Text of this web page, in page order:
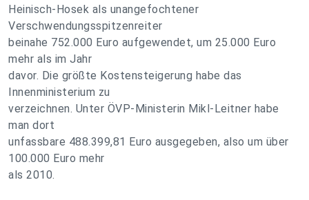
Heinisch-Hosek als unangefochtener
Verschwendungsspitzenreiter
beinahe 752.000 Euro aufgewendet, um 25.000 Euro
mehr als im Jahr
davor. Die größte Kostensteigerung habe das
Innenministerium zu
verzeichnen. Unter ÖVP-Ministerin Mikl-Leitner habe
man dort
unfassbare 488.399,81 Euro ausgegeben, also um über
100.000 Euro mehr
als 2010.